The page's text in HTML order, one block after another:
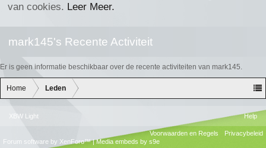
van cookies. Leer Meer.
mark145's Recente Activiteit
Er is geen informatie beschikbaar over de recente activiteiten van mark145.
Home Leden
XBW Light Help
Voorwaarden en Regels
Privacybeleid
Forum software by XenForo™|Media embeds by s9e